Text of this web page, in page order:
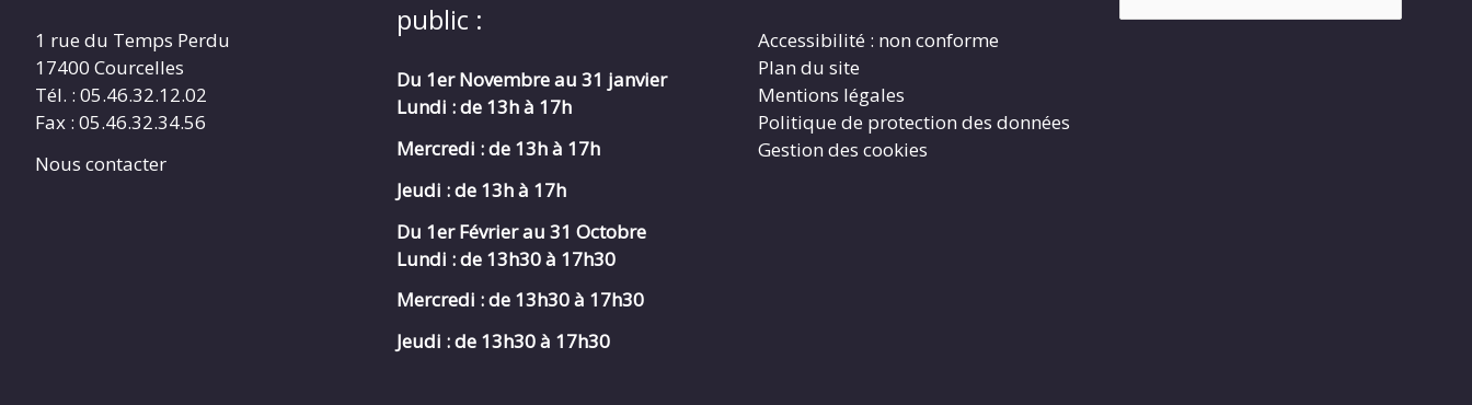
1 rue du Temps Perdu
17400 Courcelles
Tél. : 05.46.32.12.02
Fax : 05.46.32.34.56
Nous contacter
public :
Du 1er Novembre au 31 janvier
Lundi : de 13h à 17h
Mercredi :de 13h à 17h
Jeudi : de 13h à 17h
Du 1er Février au 31 Octobre
Lundi : de 13h30 à 17h30
Mercredi :de 13h30 à 17h30
Jeudi : de 13h30 à 17h30
Accessibilité : non conforme
Plan du site
Mentions légales
Politique de protection des données
Gestion des cookies